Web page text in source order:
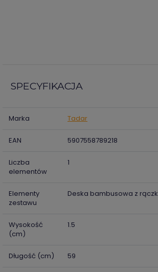
SPECYFIKACJA
Marka Tadar
EAN 5907558789218
Liczba
elementów
1
Elementy
zestawu
Deska bambusowa z
Wysokość
(cm)
1.5
Długość (cm) 59